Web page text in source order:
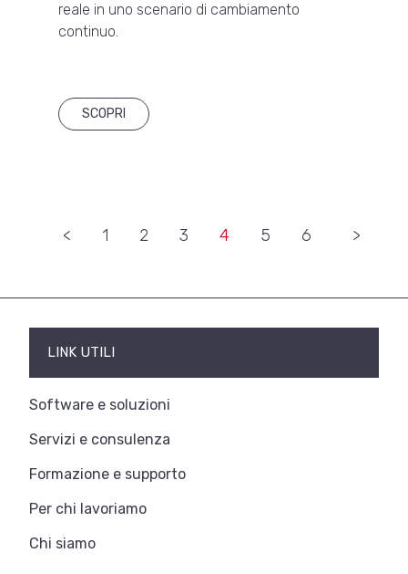
reale in uno scenario di cambiamento
continuo.
SCOPRI
1 2 3 4 5 6
LINK UTILI
Software e soluzioni
Servizi e consulenza
Formazione e supporto
Per chi lavoriamo
Chi siamo